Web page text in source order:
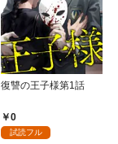
復讐の王子様第1話
0
試読フル